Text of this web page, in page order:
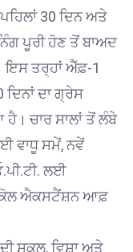
30 ਦਿਨ ਅਤੇ
ਪੂਰੀ ਹੋਣ ਤੋਂ ਬਾਅਦ
ਇਸ ਤਰ੍ਹਾਂ ਐੱਫ਼-1
ਦਾ ਗ੍ਰੇਸ
ਹੈ। ਚਾਰ ਸਾਲਾਂ ਤੋਂ ਲੰਬੇ
ਵਾਧੂ ਸਮੇਂ, ਨਵੇਂ
ਲਈ
ਐਕਸਟੈਂਸ਼ਨ ਆਫ਼
ਸਕੂਲ, ਵਿਸ਼ਾ ਅਤੇ